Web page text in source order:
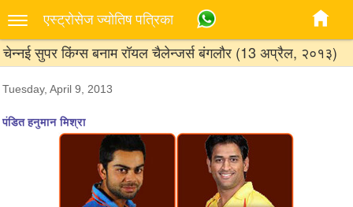
एस्‍ट्रोसेज ज्‍योतिष पत्रिका
चेन्नई सुपर किंग्स बनाम रॉयल चैलेन्जर्स बंगलौर (13 अप्रैल, २०१३)
Tuesday, April 9, 2013
पंडित हनुमान मिश्रा